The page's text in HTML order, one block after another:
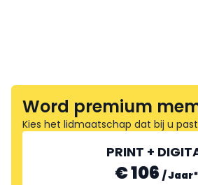
Word premium
Kies het lidmaatschap dat bij u past
PRINT +
€ 106 /Jaar*